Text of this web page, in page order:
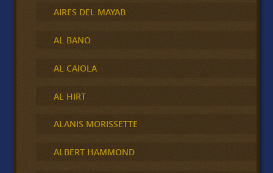
AIRES DEL MAYAB
AL BANO
AL CAIOLA
AL HIRT
ALANIS MORISSETTE
ALBERT HAMMOND